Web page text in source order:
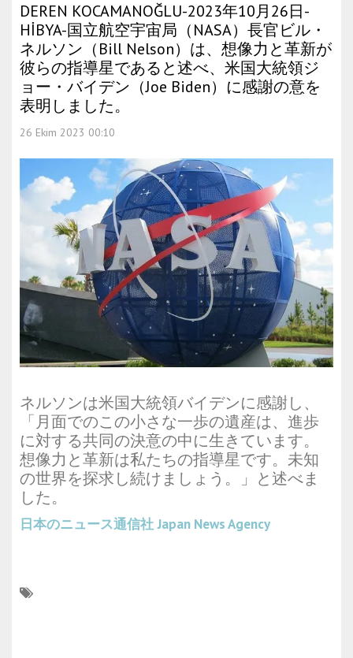
DEREN KOCAMANOĞLU-2023年10月26日-
HİBYA-国立航空宇宙局（NASA）長官ビル・
ネルソン（Bill Nelson）は、想像力と革新が
彼らの指導星であると述べ、米国大統領ジ
ョー・バイデン（Joe Biden）に感謝の意を
表明しました。
26 Ekim 2023 00:10
ネルソンは米国大統領バイデンに感謝し、
「月面でのこの小さな一歩の遺産は、進歩
に対する共同の決意の中に生きています。
想像力と革新は私たちの指導星です。未知
の世界を探求し続けましょう。」と述べま
した。
日本のニュース通信社 Japan News Agency